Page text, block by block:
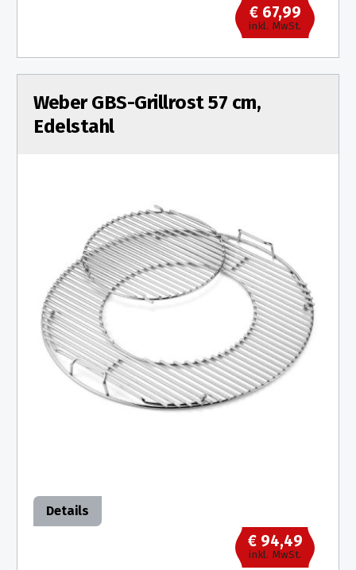
€ 67,99
inkl. MwSt.
Weber GBS-Grillrost 57 cm,
Edelstahl
Details
€ 94,49
inkl. MwSt.